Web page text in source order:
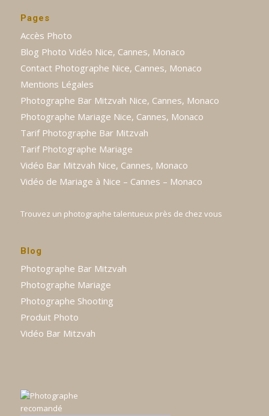
Pages
Accès Photo
Blog Photo Vidéo Nice, Cannes, Monaco
Contact Photographe Nice, Cannes, Monaco
Mentions Légales
Photographe Bar Mitzvah Nice, Cannes, Monaco
Photographe Mariage Nice, Cannes, Monaco
Tarif Photographe Bar Mitzvah
Tarif Photographe Mariage
Vidéo Bar Mitzvah Nice, Cannes, Monaco
Vidéo de Mariage à Nice – Cannes – Monaco
Trouvez un photographe talentueux près de chez vous
Blog
Photographe Bar Mitzvah
Photographe Mariage
Photographe Shooting
Produit Photo
Vidéo Bar Mitzvah